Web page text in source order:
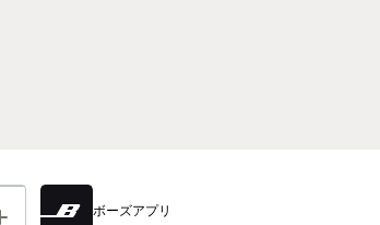
Toggle ボーズアプリ